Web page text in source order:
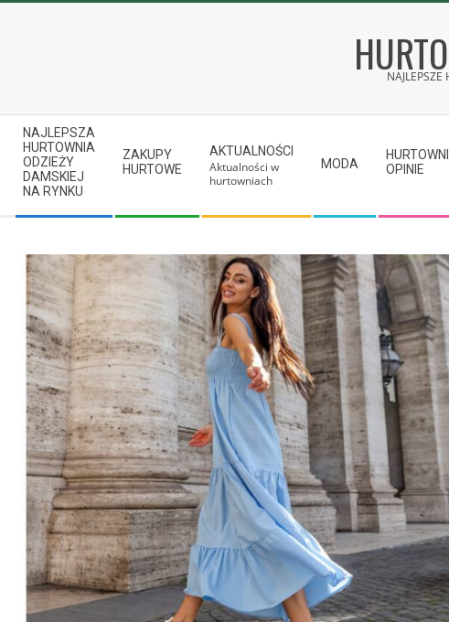
Secondary
Navigation
Menu
NAJLEPSZA
HURTOWNIA
ODZIEŻY
DAMSKIEJ
NA RYNKU
ZAKUPY
HURTOWE
AKTUALNOŚCI
Aktualności w
hurtowniach
MODA
OPINIE